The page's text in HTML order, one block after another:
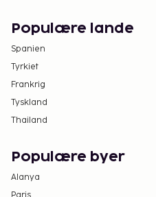
Populære lande
Spanien
Tyrkiet
Frankrig
Tyskland
Thailand
Populære byer
Alanya